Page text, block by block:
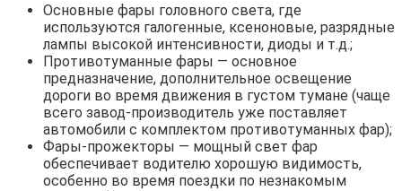
Основные фары головного света, где
используются галогенные, ксеноновые, разрядные
лампы высокой интенсивности, диоды и т.д.;
Противотуманные фары — основное
предназначение, дополнительное освещение
дороги во время движения в густом тумане (чаще
всего завод-производитель уже поставляет
автомобили с комплектом противотуманных фар);
Фары-прожекторы — мощный свет фар
обеспечивает водителю хорошую видимость,
особенно во время поездки по незнакомым